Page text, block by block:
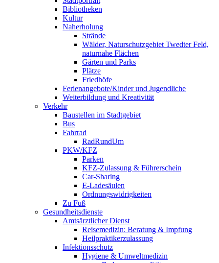
Bibliotheken
Kultur
Naherholung
Strände
Wälder, Naturschutzgebiet Twedter Feld,
naturnahe Flächen
Gärten und Parks
Plätze
Friedhöfe
Ferienangebote/Kinder und Jugendliche
Weiterbildung und Kreativität
Verkehr
Baustellen im Stadtgebiet
Bus
Fahrrad
RadRundUm
PKW/KFZ
Parken
KFZ-Zulassung & Führerschein
Car-Sharing
E-Ladesäulen
Ordnungswidrigkeiten
Zu Fuß
Gesundheitsdienste
Amtsärztlicher Dienst
Reisemedizin: Beratung & Impfung
Heilpraktikerzulassung
Infektionsschutz
Hygiene & Umweltmedizin